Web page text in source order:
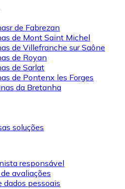
de Fabrezan
de Mont Saint Michel
de Villefranche sur Saône
de Royan
de Sarlat
de Pontenx les Forges
da Bretanha
soluções
responsável
avaliações
dados pessoais